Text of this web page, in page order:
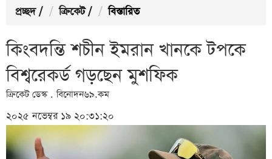
প্রচ্ছদ / ক্রিকেট / বিস্তারিত
কিংবদন্তি শচীন ইমরান খানকে টপকে
বিশ্বরেকর্ড গড়ছেন মুশফিক
ক্রিকেট ডেস্ক . বিনোদন৬৯.কম
২০২৫ নভেম্বর ১৯ ২০:৩১:২০